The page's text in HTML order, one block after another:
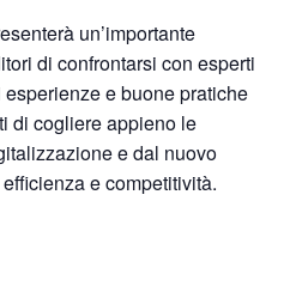
un’importante
di confrontarsi con esperti
e buone pratiche
di cogliere appieno le
e dal nuovo
e competitività.